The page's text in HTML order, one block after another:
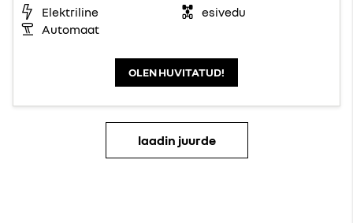
Elektriline
esivedu
Automaat
OLEN HUVITATUD!
laadin juurde